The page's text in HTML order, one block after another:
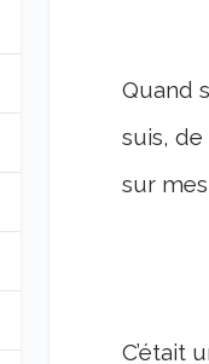
Quand
suis, de
sur
C’était